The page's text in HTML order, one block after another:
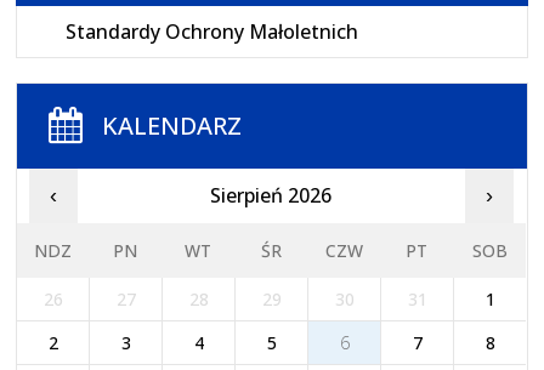
Standardy Ochrony Małoletnich
KALENDARZ
‹ Sierpień 2026 ›
NDZ PN WT ŚR CZW PT SOB
26 27 28 29 30 31
1
2
3 4 5 6 7
8